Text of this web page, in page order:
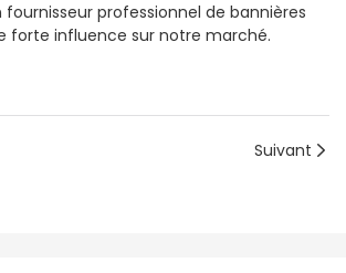
fournisseur professionnel de bannières
forte influence sur notre marché.
Suivant